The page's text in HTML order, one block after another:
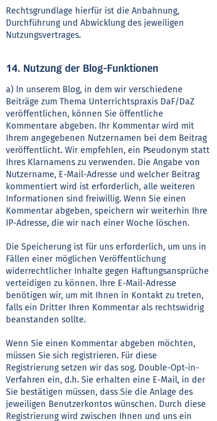
Rechtsgrundlage hierfür ist die Anbahnung,
Durchführung und Abwicklung des jeweiligen
Nutzungsvertrages.
14. Nutzung der Blog-Funktionen
a) In unserem Blog, in dem wir verschiedene
Beiträge zum Thema Unterrichtspraxis DaF/DaZ
veröffentlichen, können Sie öffentliche
Kommentare abgeben. Ihr Kommentar wird mit
Ihrem angegebenen Nutzernamen bei dem Beitrag
veröffentlicht. Wir empfehlen, ein Pseudonym statt
Ihres Klarnamens zu verwenden. Die Angabe von
Nutzername, E-Mail-Adresse und welcher Beitrag
kommentiert wird ist erforderlich, alle weiteren
Informationen sind freiwillig. Wenn Sie einen
Kommentar abgeben, speichern wir weiterhin Ihre
IP-Adresse, die wir nach einer Woche löschen.
Die Speicherung ist für uns erforderlich, um uns in
Fällen einer möglichen Veröffentlichung
widerrechtlicher Inhalte gegen Haftungsansprüche
verteidigen zu können. Ihre E-Mail-Adresse
benötigen wir, um mit Ihnen in Kontakt zu treten,
falls ein Dritter Ihren Kommentar als rechtswidrig
beanstanden sollte.
Wenn Sie einen Kommentar abgeben möchten,
müssen Sie sich registrieren. Für diese
Registrierung setzen wir das sog. Double-Opt-in-
Verfahren ein, d.h. Sie erhalten eine E-Mail, in der
Sie bestätigen müssen, dass Sie die Anlage des
jeweiligen Benutzerkontos wünschen. Durch diese
Registrierung wird zwischen Ihnen und uns ein